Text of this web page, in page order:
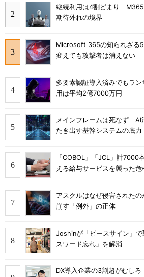
継続利用は4割どまり
期待外れの境界
Microsoft 365の知られざる
変えても攻撃者は消えない
多要素認証導入済みでもラ
用は平均2億7000万円
メインフレームは死なず AI
たき出す基幹システムの底力
「COBOL」「JCL」計
える給与サービスを襲った危
アスクルはなぜ侵害された
崩す「例外」の正体
Joshinが「ピースサイン」
スワード忘れ」を解消
DX導入企業の3割超がむし